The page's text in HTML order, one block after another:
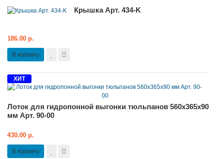
Крышка Арт. 434-K
186.00 р.
В корзину
ХИТ
Лоток для гидропонной выгонки тюльпанов 560x365x90
мм Арт. 90-00
430.00 р.
В корзину